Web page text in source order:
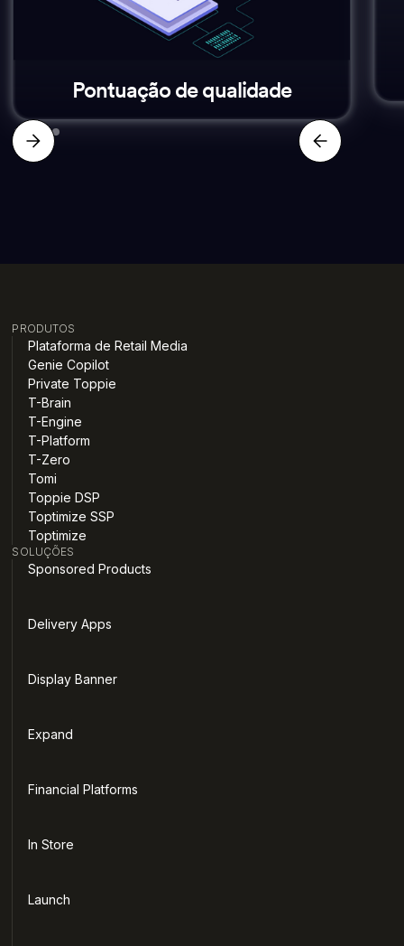
Pontuação de qualidade
PRODUTOS
Plataforma de Retail Media
Genie Copilot
Private Toppie
T-Brain
T-Engine
T-Platform
T-Zero
Tomi
Toppie DSP
Toptimize SSP
Toptimize
SOLUÇÕES
Sponsored Products
Delivery Apps
Display Banner
Expand
Financial Platforms
In Store
Launch